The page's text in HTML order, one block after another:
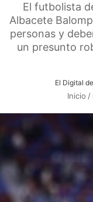
El futbolista
Albacete
personas y
un presunto
El Digital
Inicio /